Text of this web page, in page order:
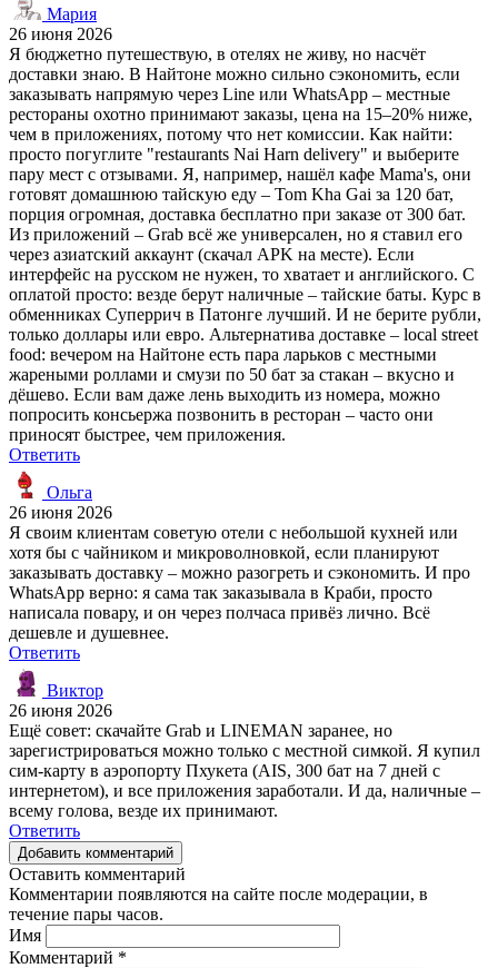
Мария
26 июня 2026
Я бюджетно путешествую, в отелях не живу, но насчёт
доставки знаю. В Найтоне можно сильно сэкономить, если
заказывать напрямую через Line или WhatsApp – местные
рестораны охотно принимают заказы, цена на 15–20% ниже,
чем в приложениях, потому что нет комиссии. Как найти:
просто погуглите "restaurants Nai Harn delivery" и выберите
пару мест с отзывами. Я, например, нашёл кафе Mama's, они
готовят домашнюю тайскую еду – Tom Kha Gai за 120 бат,
порция огромная, доставка бесплатно при заказе от 300 бат.
Из приложений – Grab всё же универсален, но я ставил его
через азиатский аккаунт (скачал APK на месте). Если
интерфейс на русском не нужен, то хватает и английского. С
оплатой просто: везде берут наличные – тайские баты. Курс в
обменниках Суперрич в Патонге лучший. И не берите рубли,
только доллары или евро. Альтернатива доставке – local street
food: вечером на Найтоне есть пара ларьков с местными
жареными роллами и смузи по 50 бат за стакан – вкусно и
дёшево. Если вам даже лень выходить из номера, можно
попросить консьержа позвонить в ресторан – часто они
приносят быстрее, чем приложения.
Ответить
Ольга
26 июня 2026
Я своим клиентам советую отели с небольшой кухней или
хотя бы с чайником и микроволновкой, если планируют
заказывать доставку – можно разогреть и сэкономить. И про
WhatsApp верно: я сама так заказывала в Краби, просто
написала повару, и он через полчаса привёз лично. Всё
дешевле и душевнее.
Ответить
Виктор
26 июня 2026
Ещё совет: скачайте Grab и LINEMAN заранее, но
зарегистрироваться можно только с местной симкой. Я купил
сим-карту в аэропорту Пхукета (AIS, 300 бат на 7 дней с
интернетом), и все приложения заработали. И да, наличные –
всему голова, везде их принимают.
Ответить
Добавить комментарий
Оставить комментарий
Комментарии появляются на сайте после модерации, в
течение пары часов.
Имя
Комментарий *